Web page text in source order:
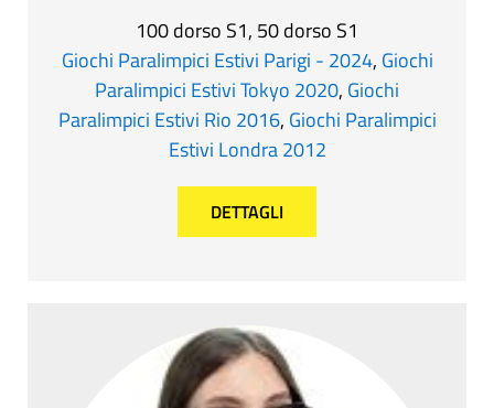
100 dorso S1, 50 dorso S1
Giochi Paralimpici Estivi Parigi - 2024, Giochi
Paralimpici Estivi Tokyo 2020, Giochi
Paralimpici Estivi Rio 2016, Giochi Paralimpici
Estivi Londra 2012
DETTAGLI